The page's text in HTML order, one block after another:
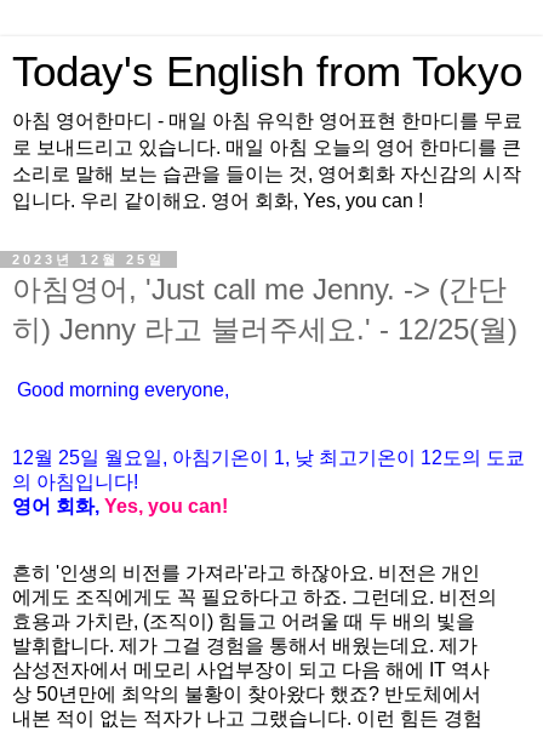
Today's English from Tokyo
아침 영어한마디 - 매일 아침 유익한 영어표현 한마디를 무료
로 보내드리고 있습니다. 매일 아침 오늘의 영어 한마디를 큰
소리로 말해 보는 습관을 들이는 것, 영어회화 자신감의 시작
입니다. 우리 같이해요. 영어 회화, Yes, you can !
2023년 12월 25일
아침영어, 'Just call me Jenny. -> (간단
히) Jenny 라고 불러주세요.' - 12/25(월)
Good morning everyone,
12월 25일 월 요일, 아침기온이 1, 낮 최고기온이 12도의 도쿄
의 아침입니다!
영어 회화, Yes, you can!
흔히 '인생의 비전를 가져라'라고 하잖아요. 비전은 개인
에게도 조직에게도 꼭 필요하다고 하죠. 그런데요. 비전의
효용과 가치란, (조직이) 힘들고 어려울 때 두 배의 빛을
발휘합니다. 제가 그걸 경험을 통해서 배웠는데요. 제가
삼성전자에서 메모리 사업부장이 되고 다음 해에 IT 역사
상 50년만에 최악의 불황이 찾아왔다 했죠? 반도체에서
내본 적이 없는 적자가 나고 그랬습니다. 이런 힘든 경험